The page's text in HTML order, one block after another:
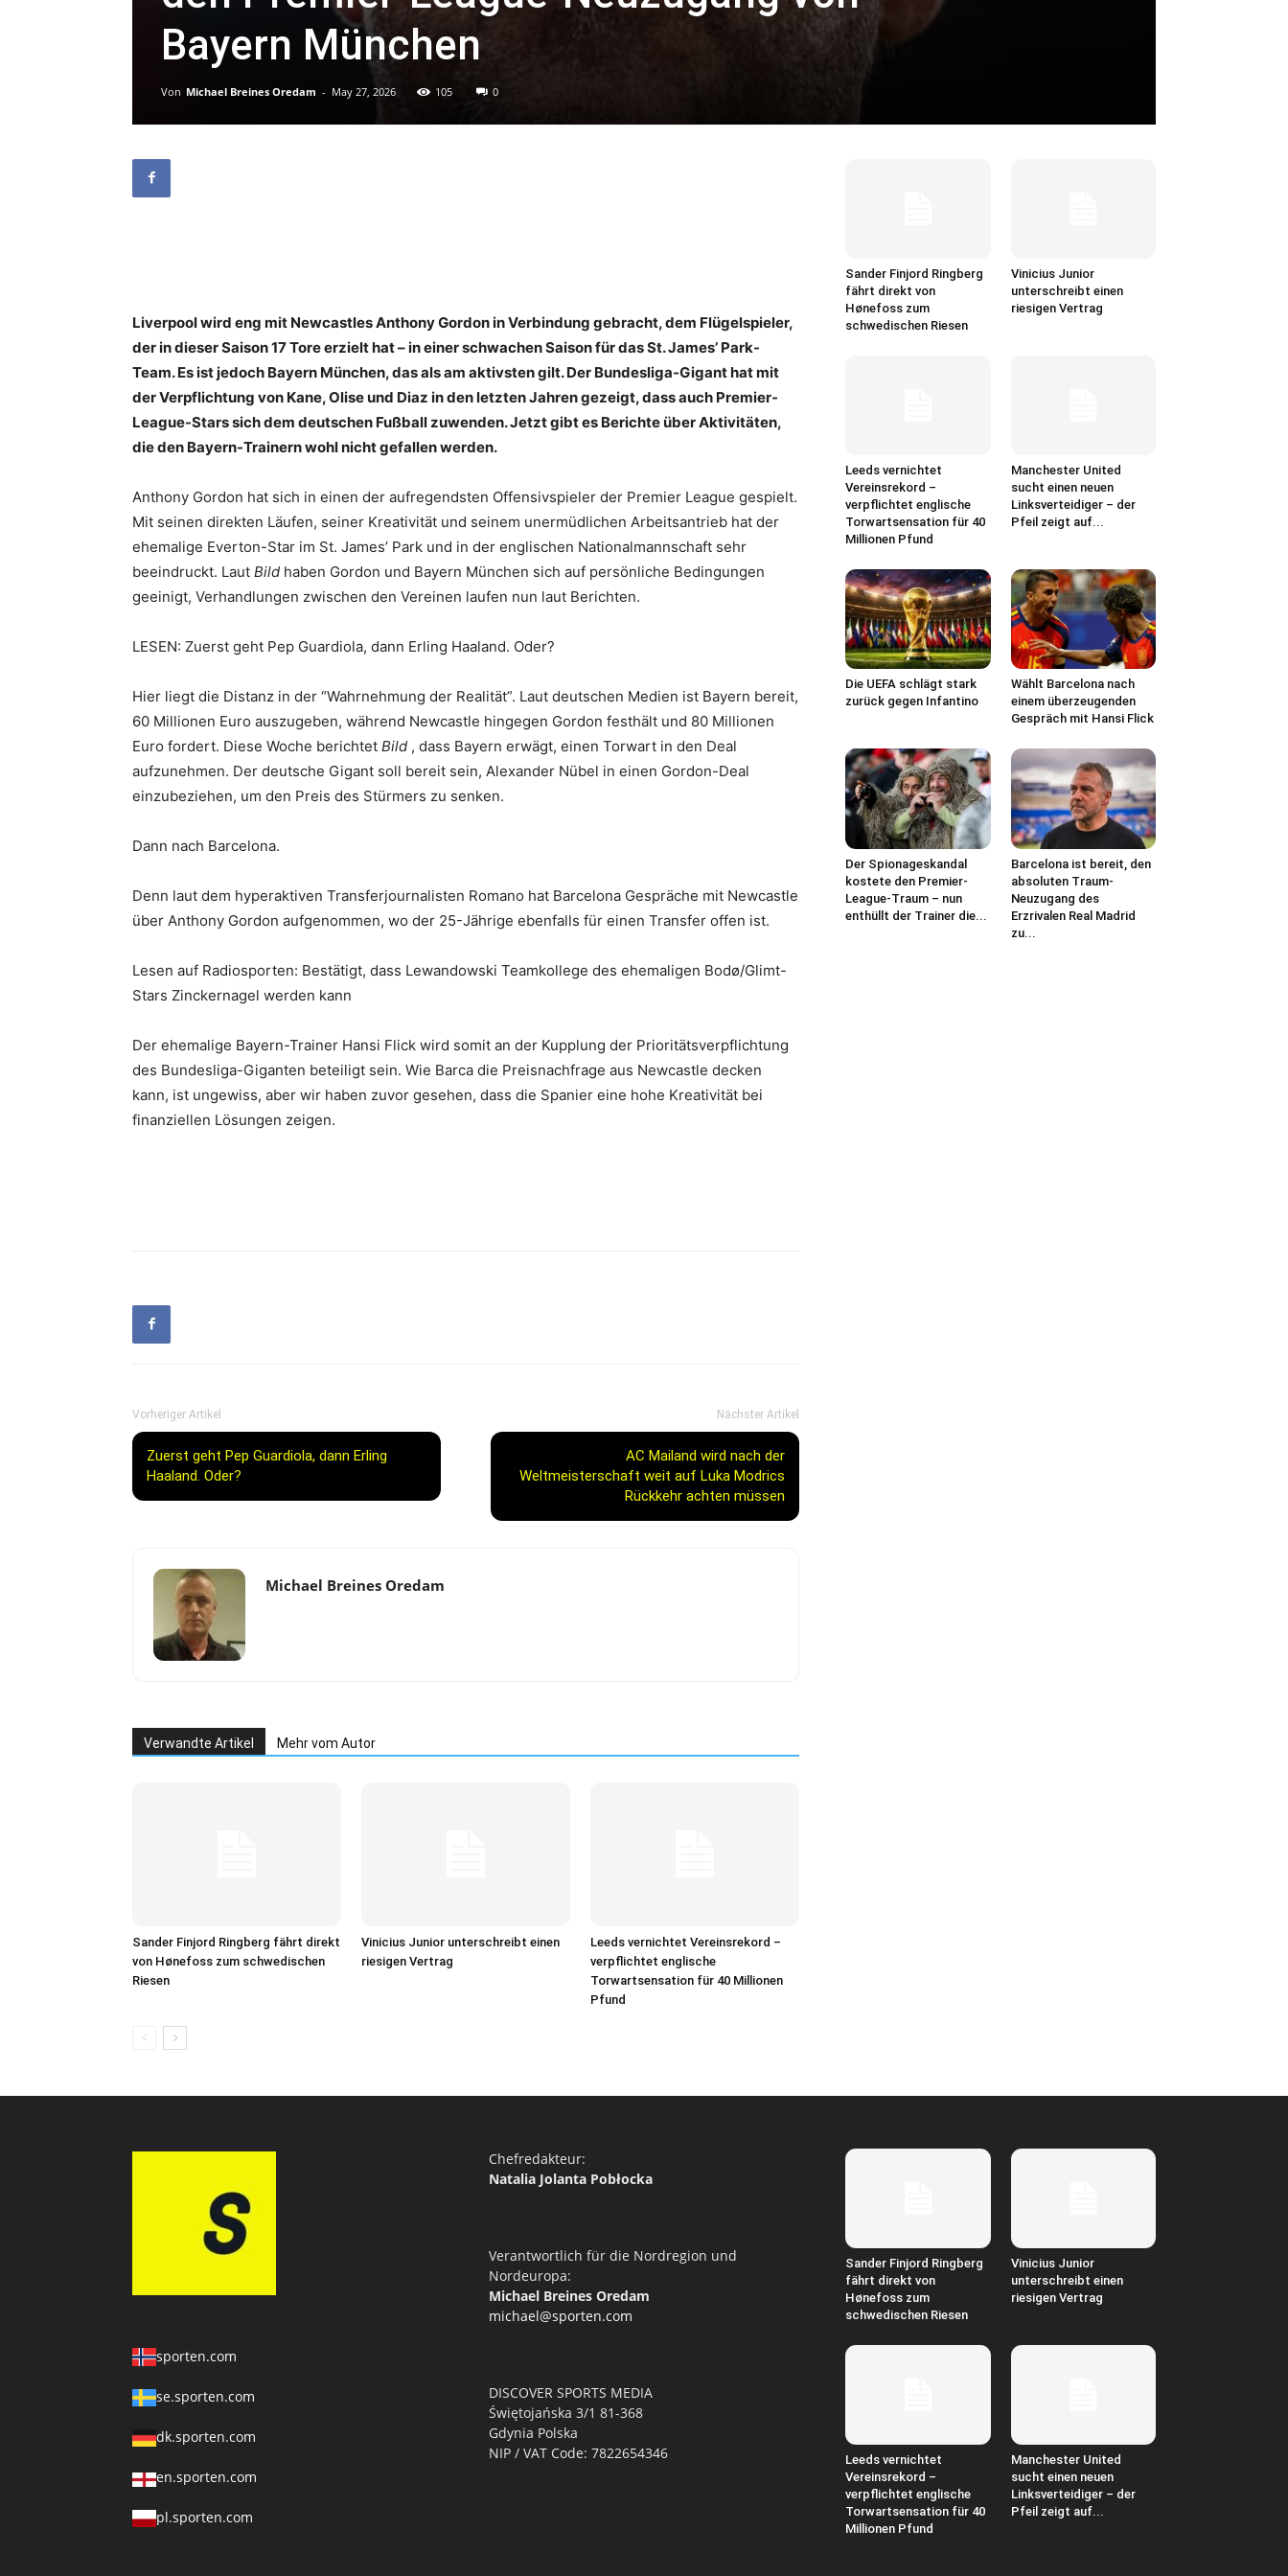
Bayern München
Von Michael Breines Oredam - May 27, 2026 105 0
Liverpool wird eng mit Newcastles Anthony Gordon in Verbindung gebracht, dem Flügelspieler,
der in dieser Saison 17 Tore erzielt hat – in einer schwachen Saison für das St. James’ Park-
Team. Es ist jedoch Bayern München, das als am aktivsten gilt. Der Bundesliga-Gigant hat mit
der Verpflichtung von Kane, Olise und Diaz in den letzten Jahren gezeigt, dass auch Premier-
League-Stars sich dem deutschen Fußball zuwenden. Jetzt gibt es Berichte über Aktivitäten,
die den Bayern-Trainern wohl nicht gefallen werden.
Anthony Gordon hat sich in einen der aufregendsten Offensivspieler der Premier League gespielt.
Mit seinen direkten Läufen, seiner Kreativität und seinem unermüdlichen Arbeitsantrieb hat der
ehemalige Everton-Star im St. James’ Park und in der englischen Nationalmannschaft sehr
beeindruckt. Laut Bild haben Gordon und Bayern München sich auf persönliche Bedingungen
geeinigt, Verhandlungen zwischen den Vereinen laufen nun laut Berichten.
LESEN: Zuerst geht Pep Guardiola, dann Erling Haaland. Oder?
Hier liegt die Distanz in der “Wahrnehmung der Realität”. Laut deutschen Medien ist Bayern bereit,
60 Millionen Euro auszugeben, während Newcastle hingegen Gordon festhält und 80 Millionen
Euro fordert. Diese Woche berichtet Bild , dass Bayern erwägt, einen Torwart in den Deal
aufzunehmen. Der deutsche Gigant soll bereit sein, Alexander Nübel in einen Gordon-Deal
einzubeziehen, um den Preis des Stürmers zu senken.
Dann nach Barcelona.
Denn laut dem hyperaktiven Transferjournalisten Romano hat Barcelona Gespräche mit Newcastle
über Anthony Gordon aufgenommen, wo der 25-Jährige ebenfalls für einen Transfer offen ist.
Lesen auf Radiosporten: Bestätigt, dass Lewandowski Teamkollege des ehemaligen Bodø/Glimt-
Stars Zinckernagel werden kann
Der ehemalige Bayern-Trainer Hansi Flick wird somit an der Kupplung der Prioritätsverpflichtung
des Bundesliga-Giganten beteiligt sein. Wie Barca die Preisnachfrage aus Newcastle decken
kann, ist ungewiss, aber wir haben zuvor gesehen, dass die Spanier eine hohe Kreativität bei
finanziellen Lösungen zeigen.
Vorheriger Artikel
Zuerst geht Pep Guardiola, dann Erling
Haaland. Oder?
Nächster Artikel
AC Mailand wird nach der
Weltmeisterschaft weit auf Luka Modrics
Rückkehr achten müssen
Michael Breines Oredam
Verwandte Artikel Mehr vom Autor
Sander Finjord Ringberg fährt direkt
von Hønefoss zum schwedischen
Riesen
Vinicius Junior unterschreibt einen
riesigen Vertrag
Leeds vernichtet Vereinsrekord –
verpflichtet englische
Torwartsensation für 40 Millionen
Pfund
Sander Finjord Ringberg
fährt direkt von
Hønefoss zum
schwedischen Riesen
Vinicius Junior
unterschreibt einen
riesigen Vertrag
Leeds vernichtet
Vereinsrekord –
verpflichtet englische
Torwartsensation für 40
Millionen Pfund
Manchester United
sucht einen neuen
Linksverteidiger – der
Pfeil zeigt auf...
Die UEFA schlägt stark
zurück gegen Infantino
Wählt Barcelona nach
einem überzeugenden
Gespräch mit Hansi Flick
Der Spionageskandal
kostete den Premier-
League-Traum – nun
enthüllt der Trainer die...
Barcelona ist bereit, den
absoluten Traum-
Neuzugang des
Erzrivalen Real Madrid
zu...
sporten.com
se.sporten.com
dk.sporten.com
en.sporten.com
pl.sporten.com
Chefredakteur:
Natalia Jolanta Pobłocka
Verantwortlich für die Nordregion und
Nordeuropa:
Michael Breines Oredam
michael@sporten.com
DISCOVER SPORTS MEDIA
Świętojańska 3/1 81-368
Gdynia Polska
NIP / VAT Code: 7822654346
Sander Finjord Ringberg
fährt direkt von
Hønefoss zum
schwedischen Riesen
Vinicius Junior
unterschreibt einen
riesigen Vertrag
Leeds vernichtet
Vereinsrekord –
verpflichtet englische
Torwartsensation für 40
Millionen Pfund
Manchester United
sucht einen neuen
Linksverteidiger – der
Pfeil zeigt auf...